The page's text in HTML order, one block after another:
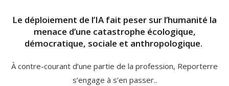
Le déploiement de l’IA fait peser sur l’humanité la
menace d’une catastrophe écologique,
démocratique, sociale et anthropologique.
À contre-courant d’une partie de la profession, Reporterre
s’engage à s’en passer..